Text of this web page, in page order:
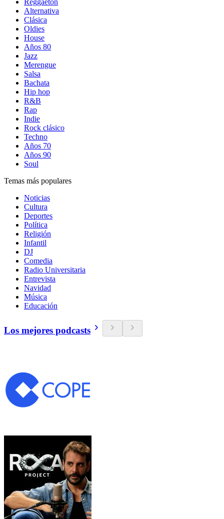
Reggaetón
Alternativa
Clásica
Oldies
House
Años 80
Jazz
Merengue
Salsa
Bachata
Hip hop
R&B
Rap
Indie
Rock clásico
Techno
Años 70
Años 90
Soul
Temas más populares
Noticias
Cultura
Deportes
Política
Religión
Infantil
DJ
Comedia
Radio Universitaria
Entrevista
Navidad
Música
Educación
Los mejores podcasts